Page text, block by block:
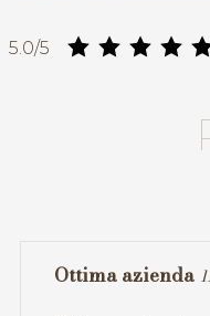
5.0/5
Letti made in